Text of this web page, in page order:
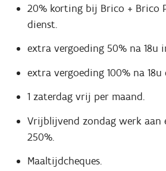
20% korting bij Brico + Brico
dienst.
extra vergoeding 50% na 18u
extra vergoeding 100% na
1 zaterdag vrij per maand.
Vrijblijvend zondag werk aan
250%.
Maaltijdcheques.